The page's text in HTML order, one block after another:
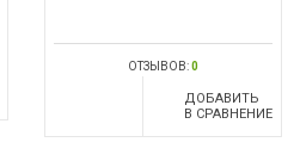
ОТЗЫВОВ:0
ДОБАВИТЬ
В СРАВНЕНИЕ